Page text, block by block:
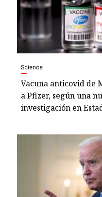
Science
Vacuna anticovid de
a Pfizer, según una
investigación en